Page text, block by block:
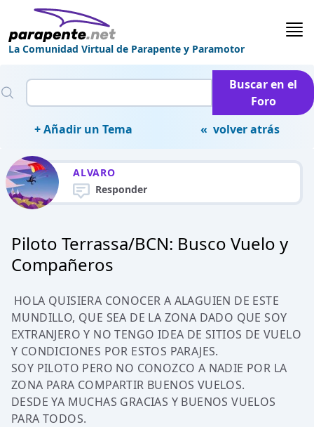
La Comunidad Virtual de Parapente y Paramotor
Buscar en el
Foro
+ Añadir un Tema
« volver atrás
ALVARO
Responder
Piloto Terrassa/BCN: Busco Vuelo y
Compañeros
HOLA QUISIERA CONOCER A ALAGUIEN DE ESTE
MUNDILLO, QUE SEA DE LA ZONA DADO QUE SOY
EXTRANJERO Y NO TENGO IDEA DE SITIOS DE VUELO
Y CONDICIONES POR ESTOS PARAJES.
SOY PILOTO PERO NO CONOZCO A NADIE POR LA
ZONA PARA COMPARTIR BUENOS VUELOS.
DESDE YA MUCHAS GRACIAS Y BUENOS VUELOS
PARA TODOS.